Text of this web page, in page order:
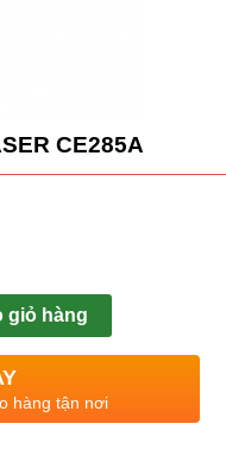
CE285A
giỏ hàng
hàng tận nơi